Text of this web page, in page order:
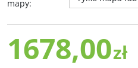
mapy:
1678,00zł